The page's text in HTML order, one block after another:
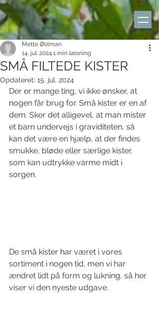
SMÅ FILTEDE KISTER
Mette Østman
14. jul. 2024 1 min læsning
Opdateret: 15. jul. 2024
Der er mange ting, vi ikke ønsker, at
nogen får brug for. Små kister er en af
dem. Sker det alligevel, at man mister
et barn undervejs i graviditeten, så
kan det være en hjælp, at der findes
smukke, bløde eller særlige kister,
som kan udtrykke varme midt i
sorgen.
De små kister har været i vores
sortiment i nogen tid, men vi har
ændret lidt på form og lukning, så her
viser vi den nyeste udgave.